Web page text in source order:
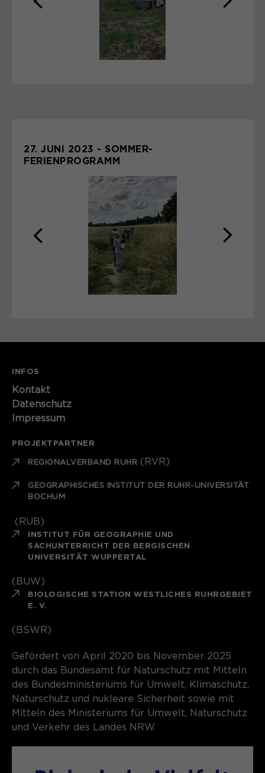
zurück
27. JUNI 2023 - SOMMER-
FERIENPROGRAMM
zurück
INFOS
Kontakt​​​​​
Datenschutz
Impressum
PROJEKTPARTNER
REGIONALVERBAND RUHR (RVR)
GEOGRAPHISCHES INSTITUT DER RUHR-UNIVERSITÄT
BOCHUM
(RUB)
INSTITUT FÜR GEOGRAPHIE UND
SACHUNTERRICHT DER BERGISCHEN
UNIVERSITÄT WUPPERTAL
(BUW)
BIOLOGISCHE STATION WESTLICHES RUHRGEBIET
E. V.
(BSWR)
Gefördert von April 2020 bis November 2025
durch das Bundesamt für Naturschutz mit Mitteln
des Bundesministeriums für Umwelt, Klimaschutz,
Naturschutz und nukleare Sicherheit sowie mit
Mitteln des Ministeriums für Umwelt, Naturschutz
und Verkehr des Landes NRW.